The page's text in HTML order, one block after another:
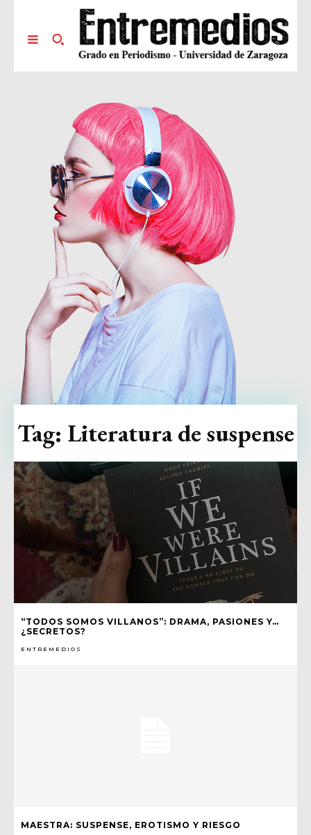
“TODOS SOMOS VILLANOS”: DRAMA, PASIONES Y…
¿SECRETOS?
ENTREMEDIOS
MAESTRA: SUSPENSE, EROTISMO Y RIESGO
Tag: Literatura de suspense